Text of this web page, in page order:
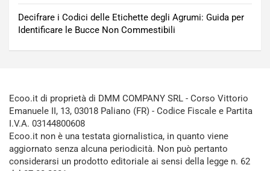
Decifrare i Codici delle Etichette degli Agrumi: Guida per
Identificare le Bucce Non Commestibili
Ecoo.it di proprietà di DMM COMPANY SRL - Corso Vittorio
Emanuele II, 13, 03018 Paliano (FR) - Codice Fiscale e Partita
I.V.A. 03144800608
Ecoo.it non è una testata giornalistica, in quanto viene
aggiornato senza alcuna periodicità. Non può pertanto
considerarsi un prodotto editoriale ai sensi della legge n. 62